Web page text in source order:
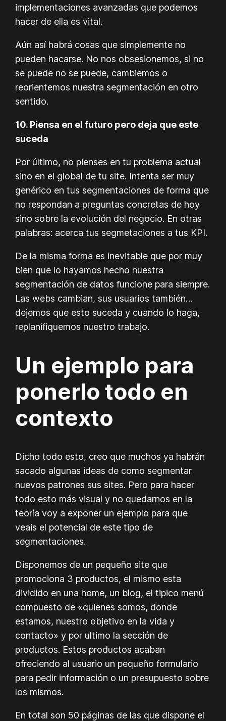
implementaciones avanzadas que podemos
hacer de ella es vital.
Aún así habrá cosas que simplemente no
pueden hacarse. No nos obsesionemos, si no
se puede no se puede, cambiemos o
reorientemos nuestra segmentación en otro
sentido.
10. Piensa en el futuro pero deja que este
suceda
Por último, no pienses en tu problema actual
sino en el global de tu site. Intenta ser muy
genérico en tus segmentaciones de forma que
no respondan a preguntas concretas de hoy
sino sobre la evolución del negocio. En otras
palabras: acerca tus segmetaciones a tus KPI.
De la misma forma es inevitable que por muy
bien que lo hayamos hecho nuestra
segmentación de datos funcione para siempre.
Las webs cambian, sus usuarios también…
dejemos que esto suceda y cuando lo haga,
replanifiquemos nuestro trabajo.
Un ejemplo para
ponerlo todo en
contexto
Dicho todo esto, creo que muchos ya habrán
sacado algunas ideas de como segmentar
nuevos patrones sus sites. Pero para hacer
todo esto más visual y no quedarnos en la
teoría voy a exponer un ejemplo para que
veais el potencial de este tipo de
segmentaciones.
Disponemos de un pequeño site que
promociona 3 productos, el mismo esta
dividido en una home, un blog, el tipico menú
compuesto de «quienes somos, donde
estamos, nuestro objetivo en la vida y
contacto» y por ultimo la sección de
productos. Estos productos acaban
ofreciendo al usuario un pequeño formulario
para pedir información o un presupuesto sobre
los mismos.
En total son 50 páginas de las que dispone el